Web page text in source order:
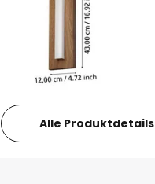
Alle Produktdetails